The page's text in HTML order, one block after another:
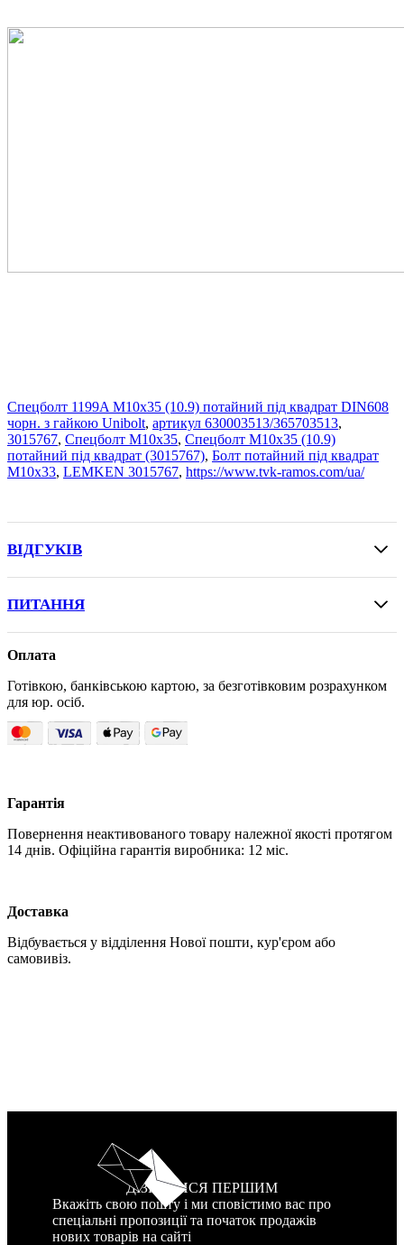
Спецболт 1199A М10х35 (10.9) потайний під квадрат DIN608
чорн. з гайкою Unibolt, артикул 630003513/365703513,
3015767, Спецболт М10х35, Спецболт М10х35 (10.9)
потайний під квадрат (3015767), Болт потайний під квадрат
M10x33, LEMKEN 3015767, https://www.tvk-ramos.com/ua/
ВІДГУКІВ
ПИТАННЯ
Оплата
Готівкою, банківською картою, за безготівковим розрахунком
для юр. осіб.
Гарантія
Повернення неактивованого товару належної якості протягом
14 днів. Офіційна гарантія виробника: 12 міс.
Доставка
Відбувається у відділення Нової пошти, кур'єром або
самовивіз.
ДІЗНАТИСЯ ПЕРШИМ
Вкажіть свою пошту і ми сповістимо вас про
спеціальні пропозиції та початок продажів
нових товарів на сайті